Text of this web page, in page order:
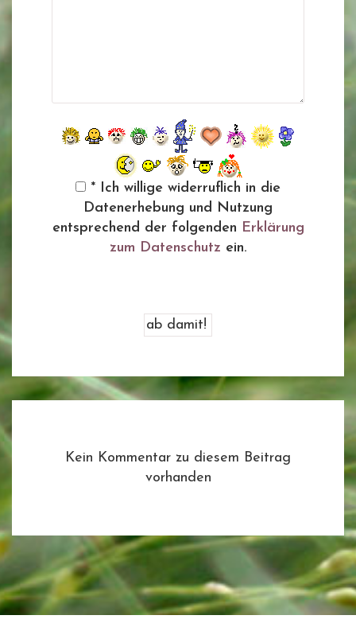
* Ich willige widerruflich in die
Datenerhebung und Nutzung
entsprechend der folgenden Erklärung
zum Datenschutz ein.
Kein Kommentar zu diesem Beitrag
vorhanden